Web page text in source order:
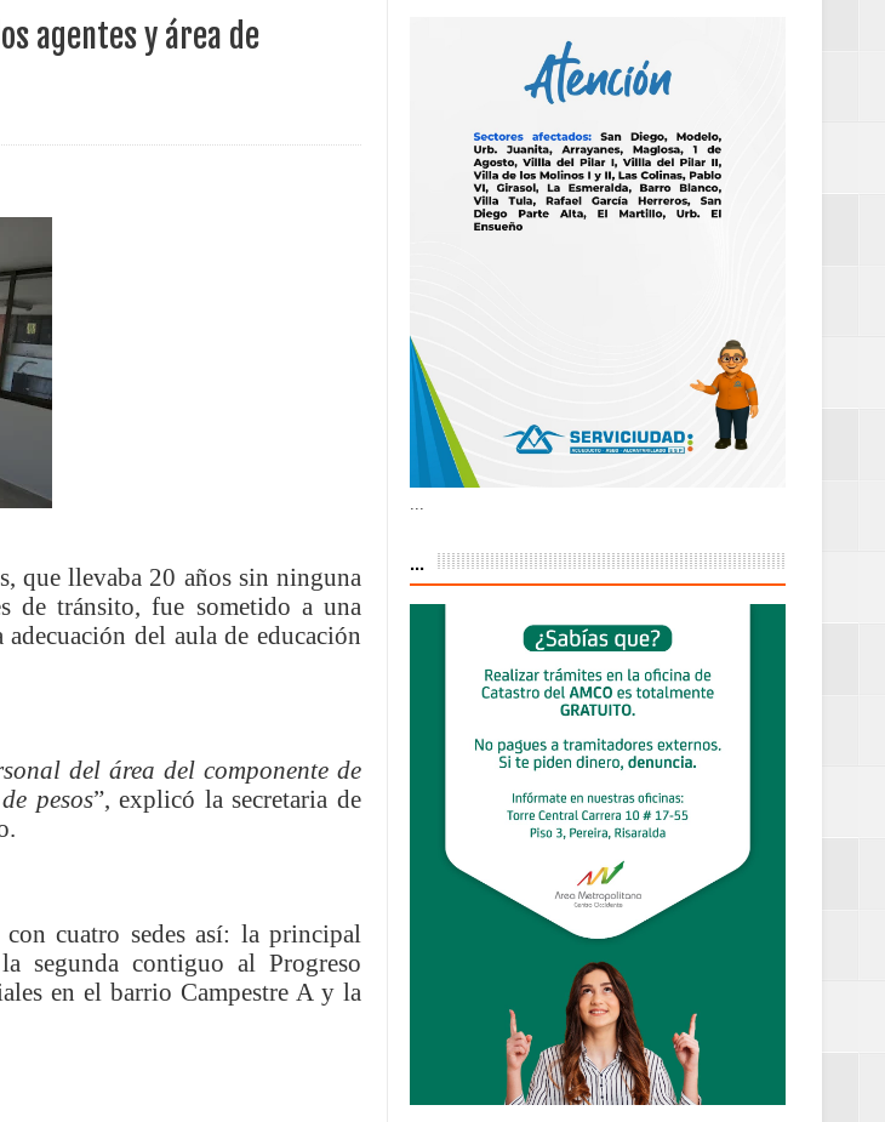
Departamental para el abordaje de las violencias
espacios comunitarios que llevaban décadas sin
rurales en Filadelfia gracias al Gobierno de
comunitario gracias al Galardón de la Mujer
de reasentamiento
contra las inundaciones con solución definitiva en la
mental, innovación y paz
Gobierno Matiz en el municipio de San Luis
El Valle y la nación refuerzan seguridad aérea y
los agentes y área de
que llevaba 20 años sin ninguna
de tránsito, fue sometido a una
del aula de educación
del área del componente de
pesos”, explicó la secretaria de
cuatro sedes así: la principal
segunda contiguo al Progreso
en el barrio Campestre A y la
...